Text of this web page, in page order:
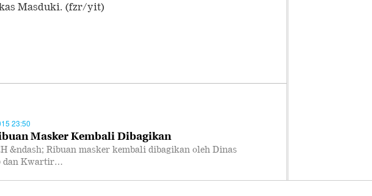
Masduki. (fzr/yit)
23:50
Masker Kembali Dibagikan
&ndash; Ribuan masker kembali dibagikan oleh Dinas
dan Kwartir…